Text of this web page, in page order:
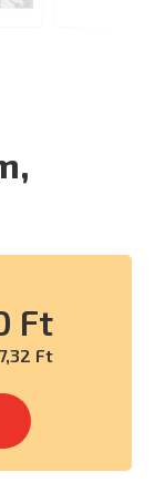
Ft
Ft